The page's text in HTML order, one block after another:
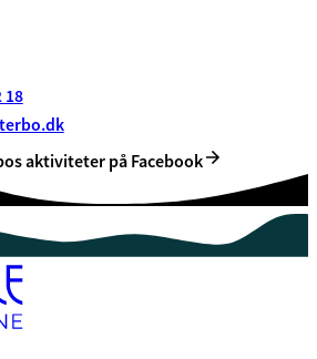
18
aktiviteter på Facebook